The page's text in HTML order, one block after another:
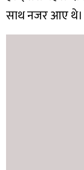
साथ नजर आए थे।